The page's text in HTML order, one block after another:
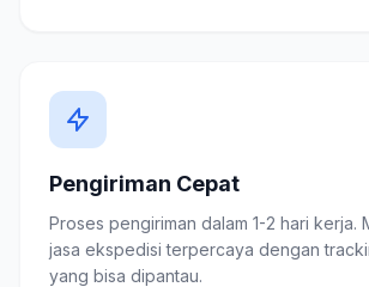
Pengiriman Cepat
Proses pengiriman dalam 1-2 hari kerja.
jasa ekspedisi terpercaya dengan
yang bisa dipantau.